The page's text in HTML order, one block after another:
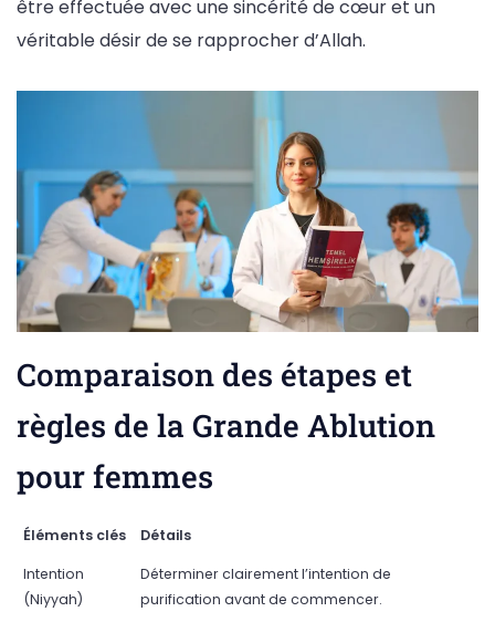
être effectuée avec une sincérité de cœur et un
véritable désir de se rapprocher d’Allah.
Comparaison des étapes et
règles de la Grande Ablution
pour femmes
Éléments clés Détails
Intention
(Niyyah)
Déterminer clairement l’intention de
purification avant de commencer.